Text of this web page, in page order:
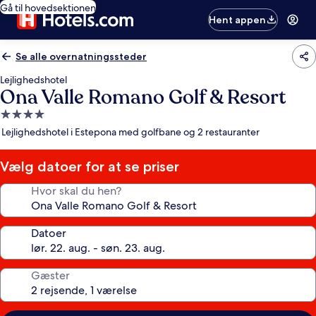
Gå til hovedsektionen
Hent appen
Se alle overnatningssteder
Lejlighedshotel
Ona Valle Romano Golf & Resort
4.0-
stjernet
Lejlighedshotel i Estepona med golfbane og 2 restauranter
Vælg datoer for at se priser
Hvor skal du hen?
Datoer
Gæster